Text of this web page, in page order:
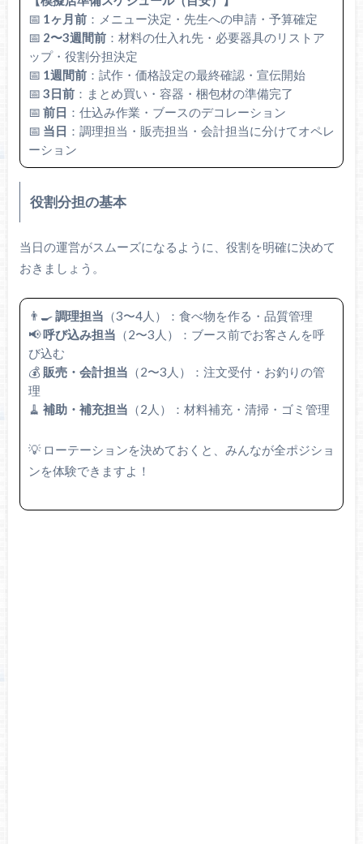
📅 1ヶ月前：メニュー決定・先生への申請・予算確定
📅 2〜3週間前：材料の仕入れ先・必要器具のリストア
ップ・役割分担決定
📅 1週間前：試作・価格設定の最終確認・宣伝開始
📅 3日前：まとめ買い・容器・梱包材の準備完了
📅 前日 ：仕込み作業・ブースのデコレーション
📅 当日 ：調理担当・販売担当・会計担当に分けてオペレ
ーション
役割分担の基本
当日の運営がスムーズになるように、役割を明確に決めて
おきましょう。
👨‍🍳調理担当 （3〜4人）：食べ物を作る・品質管理
📢呼び込み担当 （2〜3人）：ブース前でお客さんを呼
び込む
💰 販売・会計担当 （2〜3人）：注文受付・お釣りの管
理
🧹 補助・補充担当 （2人）：材料補充・清掃・ゴミ管理
💡 ローテーションを決めておくと、みんなが全ポジショ
ンを体験できますよ！